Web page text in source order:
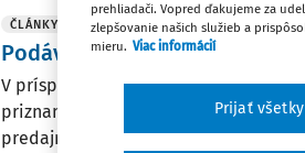
ČLÁNKY
Podávanie priznaní v
V príspevku sa zaoberáme
priznania alebo dodatočného
predajné automaty a k dani za
prehliadači. Vopred ďakujeme za
zlepšovanie našich služieb a
mieru. Viac informácií
Prijať